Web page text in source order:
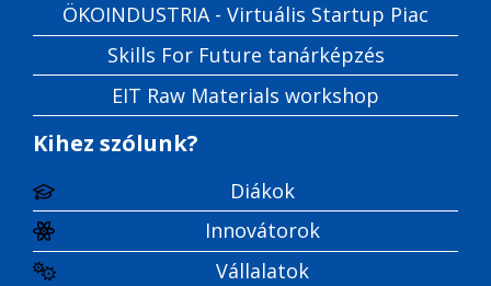
ÖKOINDUSTRIA - Virtuális Startup Piac
Skills For Future tanárképzés
EIT Raw Materials workshop
Kihez szólunk?
Diákok
Innovátorok
Vállalatok